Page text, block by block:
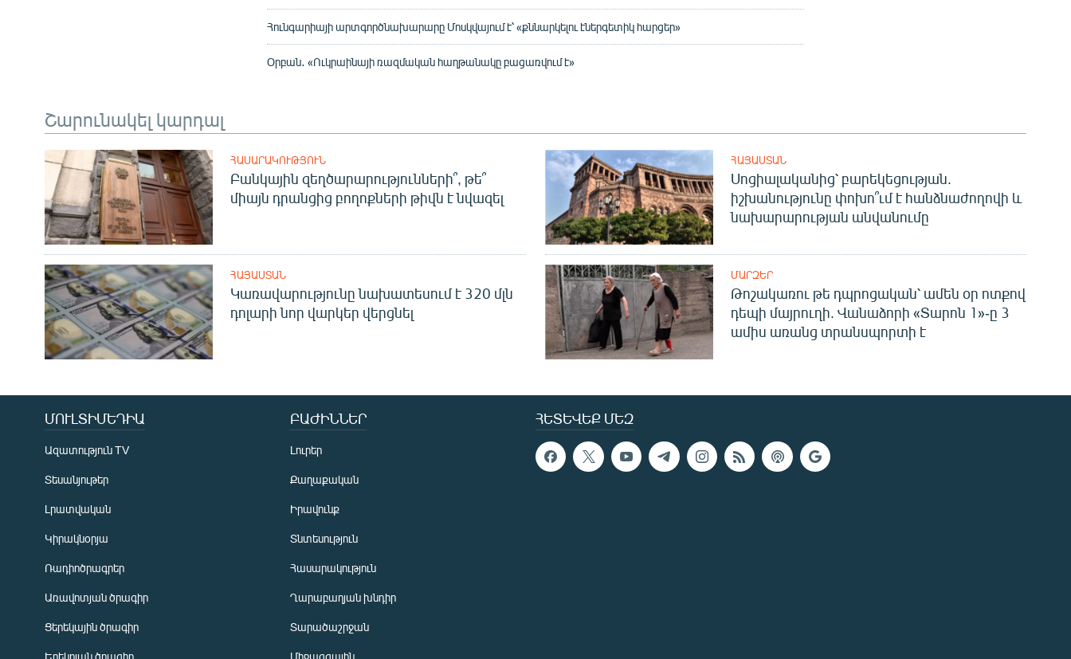
Հունգարիայի արտգործնախարարը Մոսկվայում է՝ «քննարկելու էներգետիկ հարցեր»
Օրբան․ «Ուկրաինայի ռազմական հաղթանակը բացառվում է»
Շարունակել կարդալ
ՀԱՍԱՐԱԿՈՒԹՅՈՒՆ
Բանկային զեղծարարությունների՞, թե՞
միայն դրանցից բողոքների թիվն է նվազել
ՀԱՅԱՍՏԱՆ
Սոցիալականից՝ բարեկեցության.
իշխանությունը փոխո՞ւմ է հանձնաժողովի և
նախարարության անվանումը
ՀԱՅԱՍՏԱՆ
Կառավարությունը նախատեսում է 320 մլն
դոլարի նոր վարկեր վերցնել
ՄԱՐԶԵՐ
Թոշակառու թե դպրոցական՝ ամեն օր ոտքով
դեպի մայրուղի. Վանաձորի «Տարոն 1»-ը 3
ամիս առանց տրանսպորտի է
ՀԵՏԵՎԵՔ ՄԵԶ
ՄՈՒԼՏԻՄԵԴԻԱ
Ազատություն TV
Տեսանյութեր
Լրատվական
Կիրակնօրյա
Ռադիոծրագրեր
Առավոտյան ծրագիր
Ցերեկային ծրագիր
Երեկոյան ծրագիր
ԲԱԺԻՆՆԵՐ
Լուրեր
Քաղաքական
Իրավունք
Տնտեսություն
Հասարակություն
Ղարաբաղյան խնդիր
Տարածաշրջան
Միջազգային